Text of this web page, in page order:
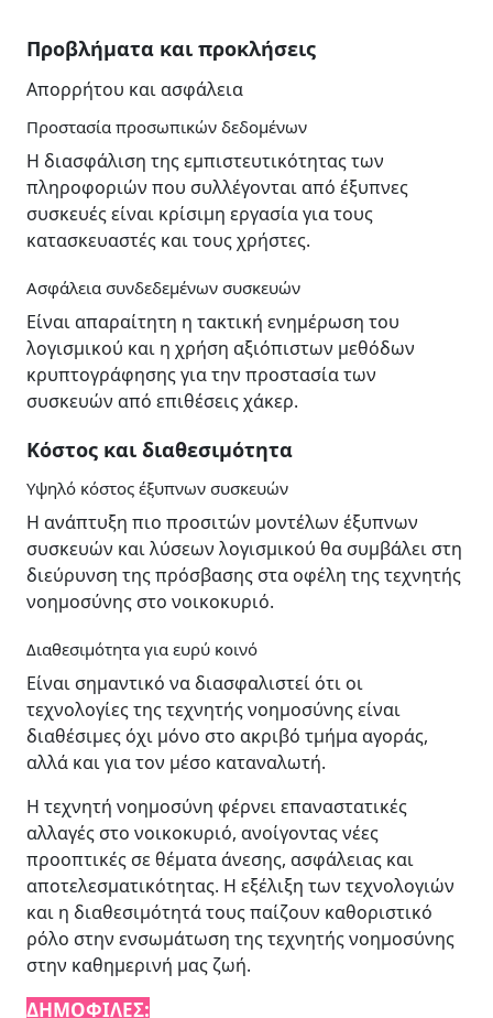
Προβλήματα και προκλήσεις
Απορρήτου και ασφάλεια
Προστασία προσωπικών δεδομένων
Η διασφάλιση της εμπιστευτικότητας των
πληροφοριών που συλλέγονται από έξυπνες
συσκευές είναι κρίσιμη εργασία για τους
κατασκευαστές και τους χρήστες.
Ασφάλεια συνδεδεμένων συσκευών
Είναι απαραίτητη η τακτική ενημέρωση του
λογισμικού και η χρήση αξιόπιστων μεθόδων
κρυπτογράφησης για την προστασία των
συσκευών από επιθέσεις χάκερ.
Κόστος και διαθεσιμότητα
Υψηλό κόστος έξυπνων συσκευών
Η ανάπτυξη πιο προσιτών μοντέλων έξυπνων
συσκευών και λύσεων λογισμικού θα συμβάλει στη
διεύρυνση της πρόσβασης στα οφέλη της τεχνητής
νοημοσύνης στο νοικοκυριό.
Διαθεσιμότητα για ευρύ κοινό
Είναι σημαντικό να διασφαλιστεί ότι οι
τεχνολογίες της τεχνητής νοημοσύνης είναι
διαθέσιμες όχι μόνο στο ακριβό τμήμα αγοράς,
αλλά και για τον μέσο καταναλωτή.
Η τεχνητή νοημοσύνη φέρνει επαναστατικές
αλλαγές στο νοικοκυριό, ανοίγοντας νέες
προοπτικές σε θέματα άνεσης, ασφάλειας και
αποτελεσματικότητας. Η εξέλιξη των τεχνολογιών
και η διαθεσιμότητά τους παίζουν καθοριστικό
ρόλο στην ενσωμάτωση της τεχνητής νοημοσύνης
στην καθημερινή μας ζωή.
ΔΗΜΟΦΙΛΕΣ: